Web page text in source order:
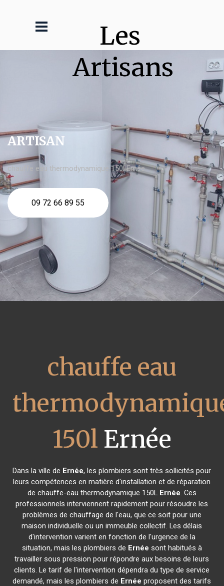
Les
Artisans
ARTISAN
chauffe eau thermodynamique 150l Ernée
09 72 66 89 55
chauffe eau
150l Ernée
Dans la ville de Ernée, les plombiers sont très sollicités pour
leurs compétences en matière d'installation et de réparation
de chauffe-eau thermodynamique 150L Ernée. Ces
professionnels interviennent rapidement pour résoudre les
problèmes de chauffage de l'eau, que ce soit pour une
maison individuelle ou un immeuble collectif. Les délais
d'intervention varient en fonction de l'urgence de la
situation, mais les plombiers de Ernée sont habitués à
travailler sous pression pour répondre aux besoins de leurs
clients. Le tarif de l'intervention dépendra du type de service
demandé, mais les plombiers de Ernée proposent des tarifs